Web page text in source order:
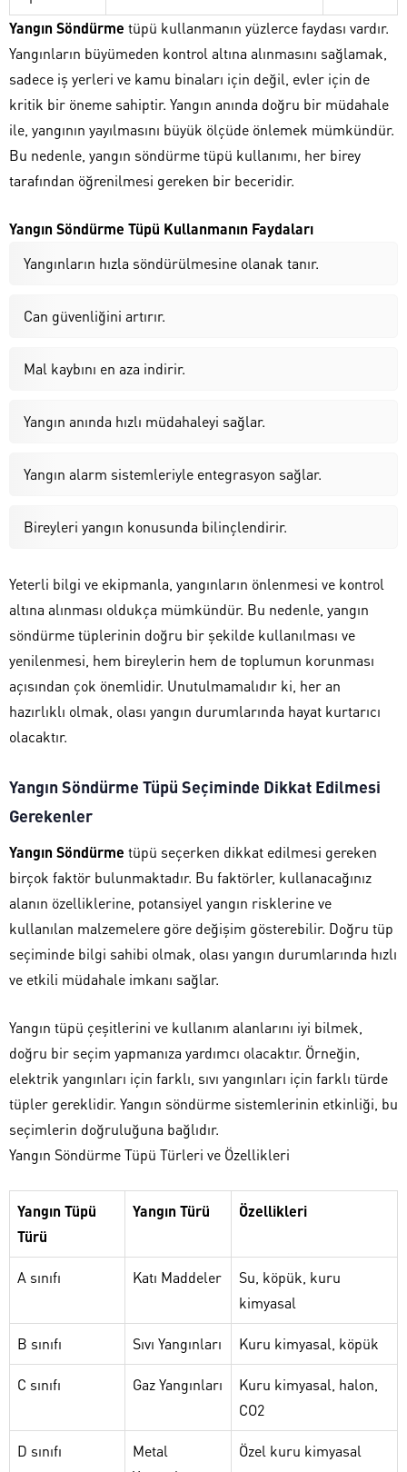
Yangın Söndürme tüpü kullanmanın yüzlerce faydası vardır.
Yangınların büyümeden kontrol altına alınmasını sağlamak,
sadece iş yerleri ve kamu binaları için değil, evler için de
kritik bir öneme sahiptir. Yangın anında doğru bir müdahale
ile, yangının yayılmasını büyük ölçüde önlemek mümkündür.
Bu nedenle, yangın söndürme tüpü kullanımı, her birey
tarafından öğrenilmesi gereken bir beceridir.
Yangın Söndürme Tüpü Kullanmanın Faydaları
Yangınların hızla söndürülmesine olanak tanır.
Can güvenliğini artırır.
Mal kaybını en aza indirir.
Yangın anında hızlı müdahaleyi sağlar.
Yangın alarm sistemleriyle entegrasyon sağlar.
Bireyleri yangın konusunda bilinçlendirir.
Yeterli bilgi ve ekipmanla, yangınların önlenmesi ve kontrol
altına alınması oldukça mümkündür. Bu nedenle, yangın
söndürme tüplerinin doğru bir şekilde kullanılması ve
yenilenmesi, hem bireylerin hem de toplumun korunması
açısından çok önemlidir. Unutulmamalıdır ki, her an
hazırlıklı olmak, olası yangın durumlarında hayat kurtarıcı
olacaktır.
Yangın Söndürme Tüpü Seçiminde Dikkat Edilmesi
Gerekenler
Yangın Söndürme tüpü seçerken dikkat edilmesi gereken
birçok faktör bulunmaktadır. Bu faktörler, kullanacağınız
alanın özelliklerine, potansiyel yangın risklerine ve
kullanılan malzemelere göre değişim gösterebilir. Doğru tüp
seçiminde bilgi sahibi olmak, olası yangın durumlarında hızlı
ve etkili müdahale imkanı sağlar.
Yangın tüpü çeşitlerini ve kullanım alanlarını iyi bilmek,
doğru bir seçim yapmanıza yardımcı olacaktır. Örneğin,
elektrik yangınları için farklı, sıvı yangınları için farklı türde
tüpler gereklidir. Yangın söndürme sistemlerinin etkinliği, bu
seçimlerin doğruluğuna bağlıdır.
Yangın Söndürme Tüpü Türleri ve Özellikleri
Yangın Tüpü
Türü
Yangın Türü Özellikleri
A sınıfı Katı Maddeler
Su, köpük, kuru
kimyasal
B sınıfı Sıvı Yangınları Kuru kimyasal, köpük
C sınıfı Gaz Yangınları
Kuru kimyasal, halon,
CO2
D sınıfı
Metal
Özel kuru kimyasal